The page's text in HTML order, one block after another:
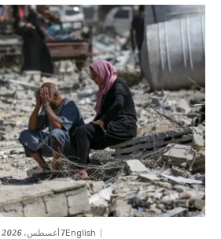
English7 أغسطس، 2026